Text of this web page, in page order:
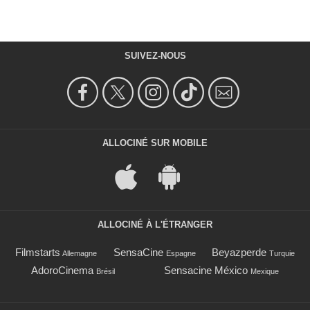
SUIVEZ-NOUS
ALLOCINÉ SUR MOBILE
ALLOCINÉ À L'ÉTRANGER
Filmstarts Allemagne SensaCine Espagne Beyazperde Turquie
AdoroCinema Brésil Sensacine México Mexique